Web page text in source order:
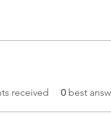
received 0 best